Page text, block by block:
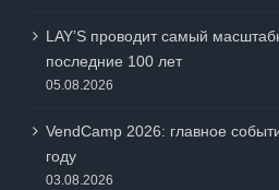
LAY’S проводит самый
последние 100 лет
05.08.2026
VendCamp 2026: главное
году
03.08.2026